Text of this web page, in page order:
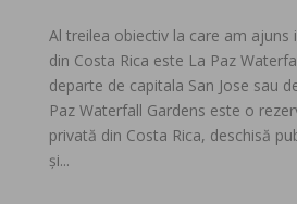
Al treilea obiectiv la care am ajuns
din Costa Rica este La Paz
departe de capitala San Jose sau
Paz Waterfall Gardens este o
privată din Costa Rica, deschisă
și...